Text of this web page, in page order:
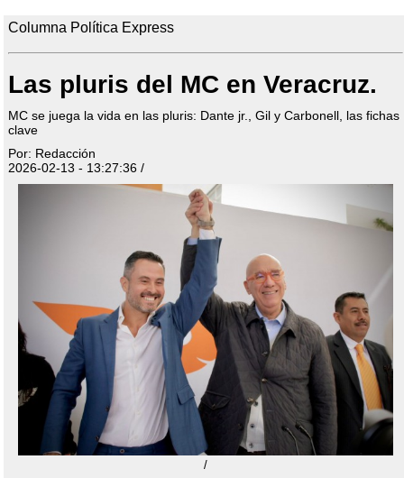
Columna Política Express
Las pluris del MC en Veracruz.
MC se juega la vida en las pluris: Dante jr., Gil y Carbonell, las fichas
clave
Por: Redacción
2026-02-13 - 13:27:36 /
/